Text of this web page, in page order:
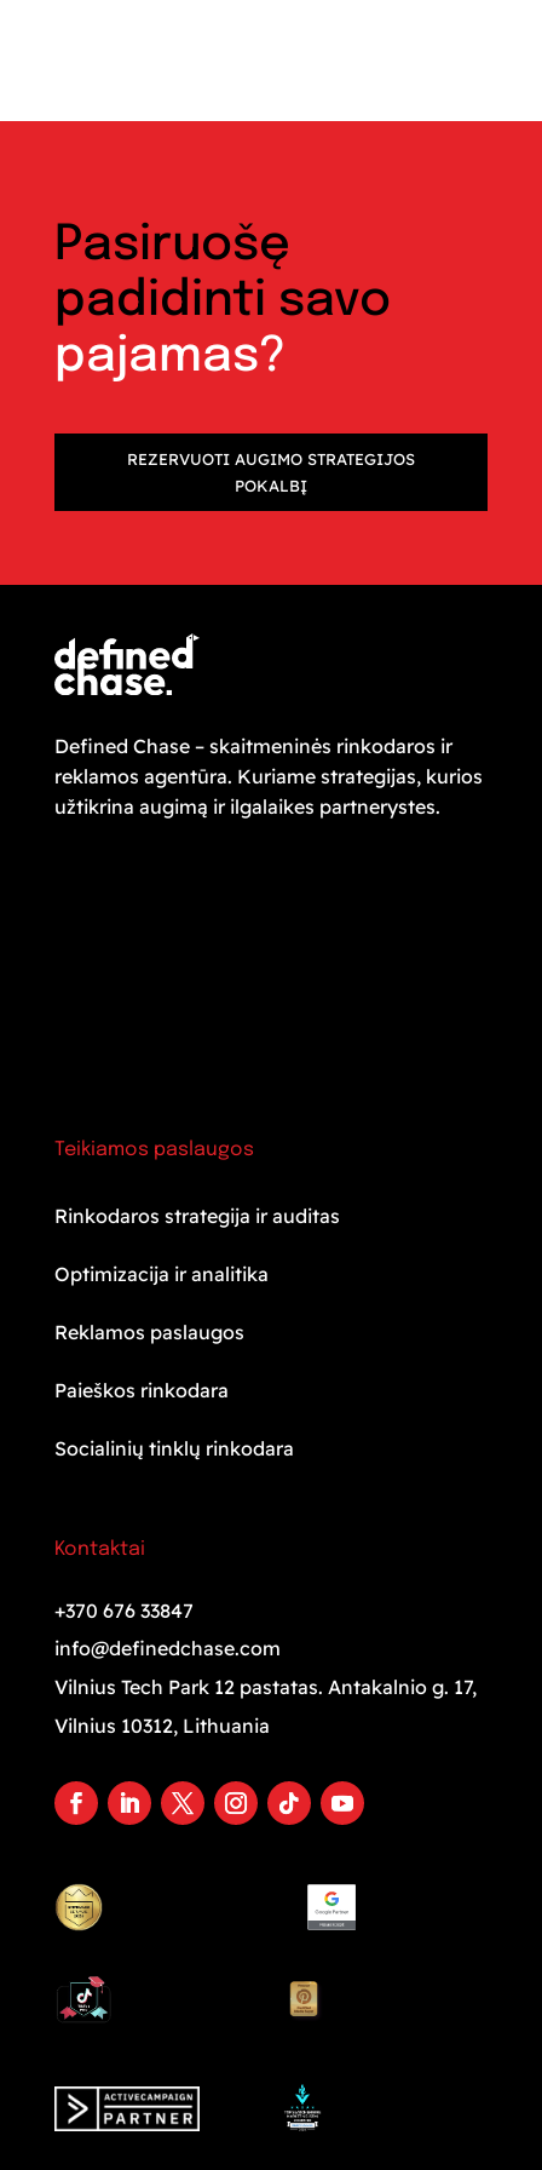
Pasiruošę
padidinti savo
pajamas?
REZERVUOTI AUGIMO STRATEGIJOS
POKALBĮ
Defined Chase – skaitmeninės rinkodaros ir
reklamos agentūra. Kuriame strategijas, kurios
užtikrina augimą ir ilgalaikes partnerystes.
Teikiamos paslaugos
Rinkodaros strategija ir auditas
Optimizacija ir analitika
Reklamos paslaugos
Paieškos rinkodara
Socialinių tinklų rinkodara
Kontaktai
+370 676 33847
info@definedchase.com
Vilnius Tech Park 12 pastatas. Antakalnio g. 17,
Vilnius 10312, Lithuania